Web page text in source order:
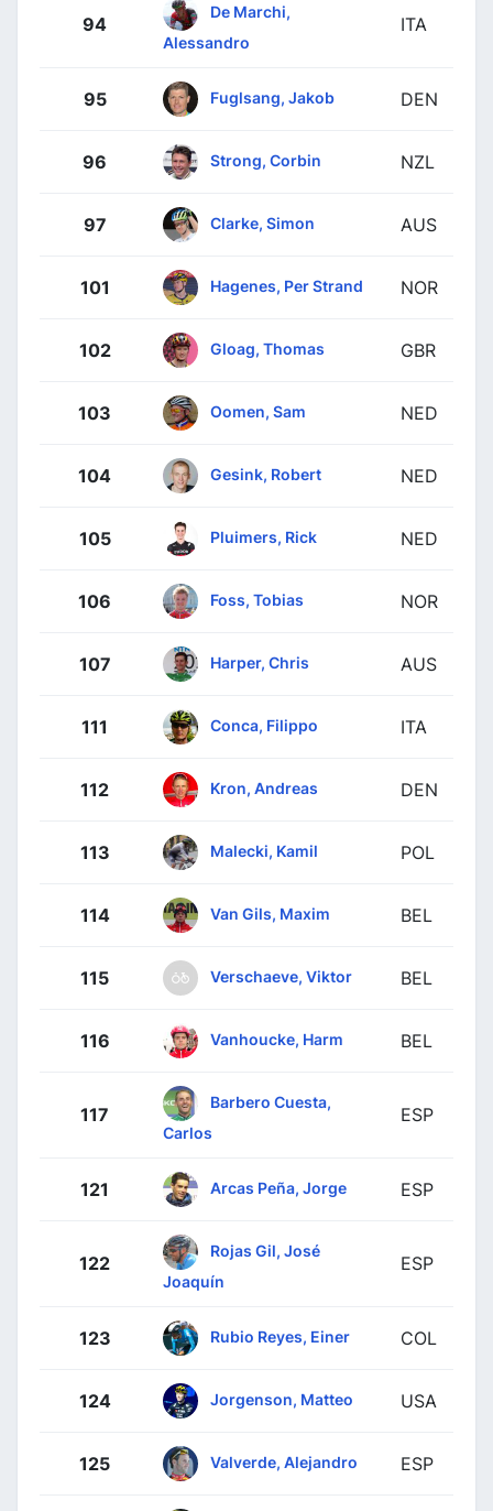
94
De Marchi,
Alessandro
ITA
95 Fuglsang, Jakob DEN
96 Strong, Corbin NZL
97 Clarke, Simon AUS
101 Hagenes, Per Strand NOR
102 Gloag, Thomas GBR
103 Oomen, Sam NED
104 Gesink, Robert NED
105 Pluimers, Rick NED
106 Foss, Tobias NOR
107 Harper, Chris AUS
111 Conca, Filippo ITA
112 Kron, Andreas DEN
113 Malecki, Kamil POL
114 Van Gils, Maxim BEL
115 Verschaeve, Viktor BEL
116 Vanhoucke, Harm BEL
117
Barbero Cuesta,
Carlos
ESP
121 Arcas Peña, Jorge ESP
122
Rojas Gil, José
Joaquín
ESP
123 Rubio Reyes, Einer COL
124 Jorgenson, Matteo USA
125 Valverde, Alejandro ESP